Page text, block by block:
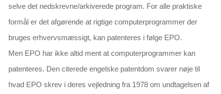
selve det nedskrevne/arkiverede program. For alle praktiske
formål er det afgørende at rigtige computerprogrammer der
bruges erhvervsmæssigt, kan patenteres i følge EPO.
Men EPO har ikke altid ment at computerprogrammer kan
patenteres. Den citerede engelske patentdom svarer nøje til
hvad EPO skrev i deres vejledning fra 1978 om undtagelsen af